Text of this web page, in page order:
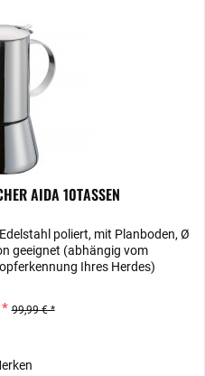
AIDA 10TASSEN
poliert, mit Planboden, Ø
geeignet (abhängig vom
Ihres Herdes)
99,99 € *